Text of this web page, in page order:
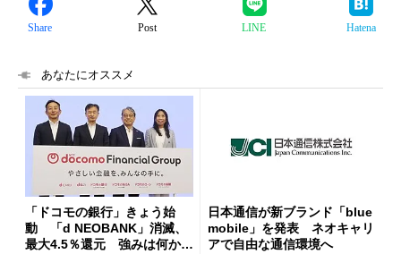
Share Post LINE Hatena
あなたにオススメ
「ドコモの銀行」きょう始
動 「d NEOBANK」消滅、
最大4.5％還元 強みは何か解
日本通信が新ブランド「blue
mobile」を発表 ネオキャリ
アで自由な通信環境へ